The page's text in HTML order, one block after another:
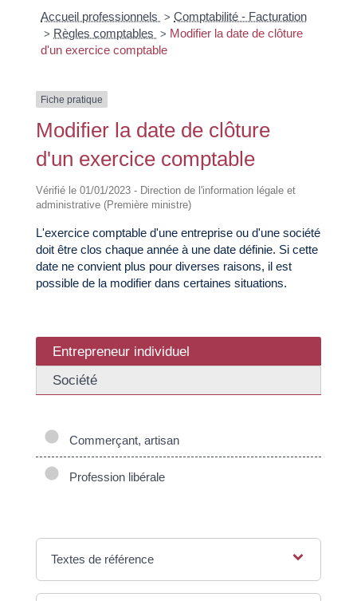
Accueil professionnels > Comptabilité - Facturation
> Règles comptables > Modifier la date de clôture
d'un exercice comptable
Fiche pratique
Modifier la date de clôture
d'un exercice comptable
Vérifié le 01/01/2023 - Direction de l'information légale et
administrative (Première ministre)
L'exercice comptable d'une entreprise ou d'une société
doit être clos chaque année à une date définie. Si cette
date ne convient plus pour diverses raisons, il est
possible de la modifier dans certaines situations.
Entrepreneur individuel
Société
Commerçant, artisan
Profession libérale
Textes de référence